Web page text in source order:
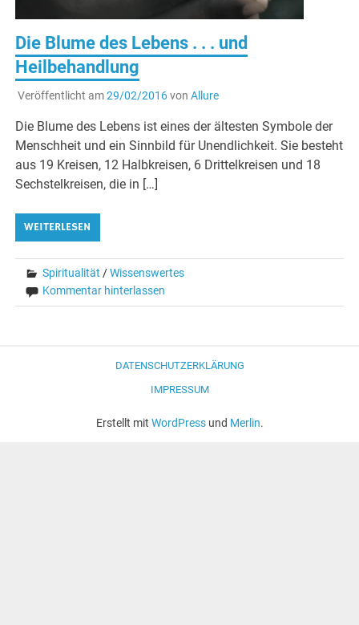
Die Blume des Lebens . . . und
Heilbehandlung
Veröffentlicht am29/02/2016von Allure
Die Blume des Lebens ist eines der ältesten Symbole der
Menschheit und ein Sinnbild für Unendlichkeit. Sie besteht
aus 19 Kreisen, 12 Halbkreisen, 6 Drittelkreisen und 18
Sechstelkreisen, die in […]
WEITERLESEN
Spiritualität /Wissenswertes
Kommentar hinterlassen
DATENSCHUTZERKLÄRUNG
IMPRESSUM
Erstellt mit WordPressund Merlin.